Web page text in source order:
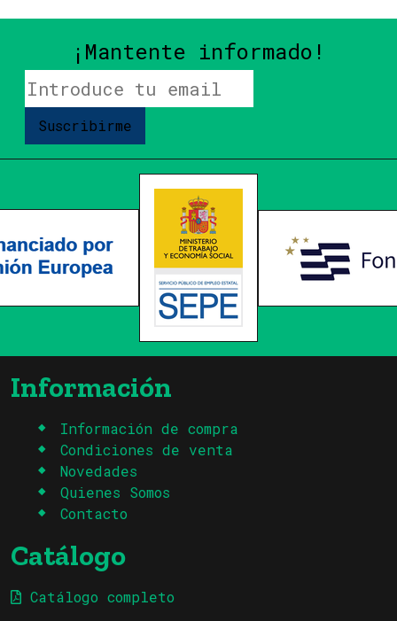
¡Mantente informado!
Suscribirme
Información
Información de compra
Condiciones de venta
Novedades
Quienes Somos
Contacto
Catálogo
Catálogo completo